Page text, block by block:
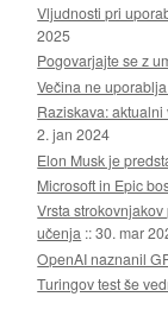
Vljudnosti pri
2025
Pogovarjajte se z
Večina ne
Raziskava:
2. jan 2024
Elon Musk je
Microsoft in Epic
Vrsta
učenja ::30. mar
OpenAI naznanil
Turingov test še